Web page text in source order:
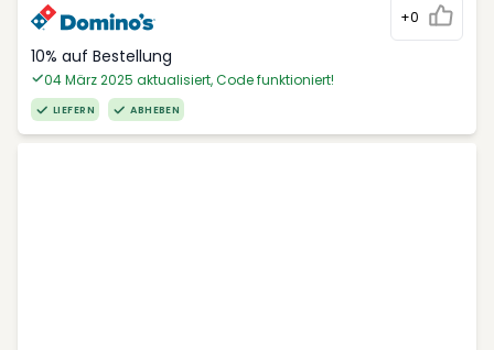
+0
10% auf Bestellung
04 März 2025 aktualisiert, Code funktioniert!
LIEFERN ABHEBEN